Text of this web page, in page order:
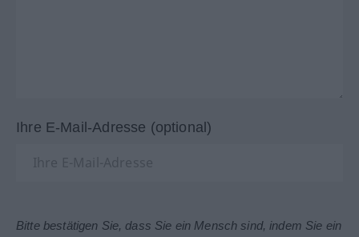
Ihre E-Mail-Adresse (optional)
Bitte bestätigen Sie, dass Sie ein Mensch sind, indem Sie ein